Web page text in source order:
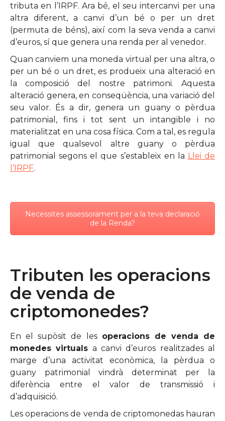
tributa en l’IRPF. Ara bé, el seu intercanvi per una
altra diferent, a canvi d’un bé o per un dret
(permuta de béns), així com la seva venda a canvi
d’euros, sí que genera una renda per al venedor.
Quan canviem una moneda virtual per una altra, o
per un bé o un dret, es produeix una alteració en
la composició del nostre patrimoni. Aquesta
alteració genera, en conseqüència, una variació del
seu valor. És a dir, genera un guany o pèrdua
patrimonial, fins i tot sent un intangible i no
materialitzat en una cosa física. Com a tal, es regula
igual que qualsevol altre guany o pèrdua
patrimonial segons el que s’estableix en la Llei de
l’IRPF.
Necessites assessorament per a la teva declaració
de la Renda?
Tributen les operacions
de venda de
criptomonedes?
En el supòsit de les operacions de venda de
monedes virtuals a canvi d’euros realitzades al
marge d’una activitat econòmica, la pèrdua o
guany patrimonial vindrà determinat per la
diferència entre el valor de transmissió i
d’adquisició.
Les operacions de venda de criptomonedas hauran